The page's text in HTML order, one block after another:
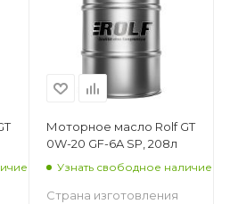
Моторное масло Rolf GT
0W-20 GF-6A SP, 208л
Узнать свободное наличие
Страна изготовления